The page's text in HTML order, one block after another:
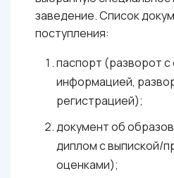
заведение. Список
поступления:
паспорт (разворот с
информацией,
регистрацией);
документ об
диплом с выпиской/
оценками);